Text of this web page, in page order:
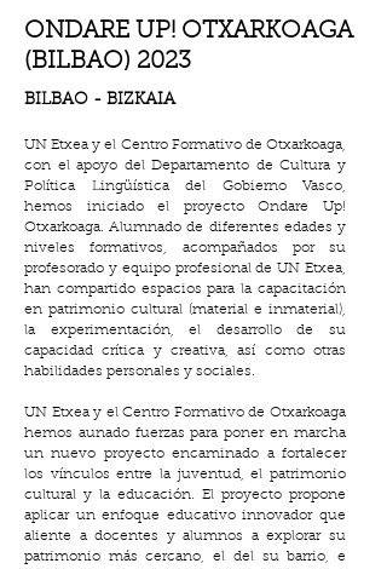
ONDARE UP! OTXARKOAGA
(BILBAO) 2023
BILBAO - BIZKAIA
UN Etxea y el Centro Formativo de Otxarkoaga,
con el apoyo del Departamento de Cultura y
Política Lingüística del Gobierno Vasco,
hemos iniciado el proyecto Ondare Up!
Otxarkoaga. Alumnado de diferentes edades y
niveles formativos, acompañados por su
profesorado y equipo profesional de UN Etxea,
han compartido espacios para la capacitación
en patrimonio cultural (material e inmaterial),
la experimentación, el desarrollo de su
capacidad crítica y creativa, así como otras
habilidades personales y sociales.
UN Etxea y el Centro Formativo de Otxarkoaga
hemos aunado fuerzas para poner en marcha
un nuevo proyecto encaminado a fortalecer
los vínculos entre la juventud, el patrimonio
cultural y la educación. El proyecto propone
aplicar un enfoque educativo innovador que
aliente a docentes y alumnos a explorar su
patrimonio más cercano, el del su barrio, e